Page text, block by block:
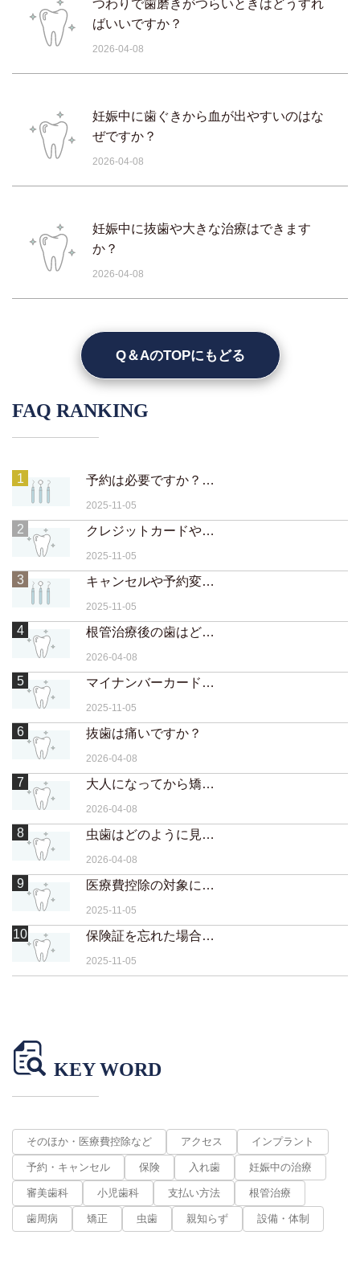
つわりで歯磨きがつらいときはどうすれ
ばいいですか？
2026-04-08
妊娠中に歯ぐきから血が出やすいのはな
ぜですか？
2026-04-08
妊娠中に抜歯や大きな治療はできます
か？
2026-04-08
Q＆AのTOPにもどる
FAQ RANKING
1 予約は必要ですか？当日予約や急患対応は可能ですか？
2025-11-05
2 クレジットカードや電子マネーは使えますか？
2025-11-05
3 キャンセルや予約変更はいつまでに連絡すればいいですか？
2025-11-05
4 根管治療後の歯はどのくらい持ちますか？
2026-04-08
5 マイナンバーカードの保険証でも取り扱えますか？
2025-11-05
6 抜歯は痛いですか？
2026-04-08
7 大人になってから矯正するメリットは？
2026-04-08
8 虫歯はどのように見つけられますか？
2026-04-08
9 医療費控除の対象になりますか？
2025-11-05
10 保険証を忘れた場合はどうなりますか？
2025-11-05
KEY WORD
そのほか・医療費控除など アクセス インプラント
予約・キャンセル 保険 入れ歯 妊娠中の治療
審美歯科 小児歯科 支払い方法 根管治療
歯周病 矯正 虫歯 親知らず 設備・体制